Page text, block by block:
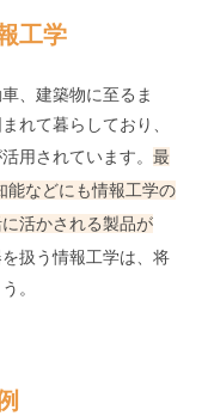
工学
、建築物に至るま
れて暮らしており、
用されています。 最
能などにも情報工学の
活かされる製品が
扱う情報工学は、将
。